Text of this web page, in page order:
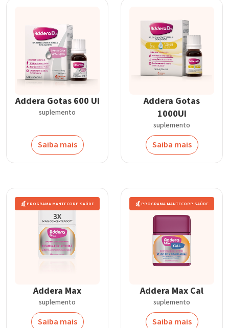
Addera Gotas 600 UI
suplemento
Saiba mais
Addera Gotas
1000UI
suplemento
Saiba mais
PROGRAMA MANTECORP SAÚDE
Addera Max
suplemento
Saiba mais
PROGRAMA MANTECORP SAÚDE
Addera Max Cal
suplemento
Saiba mais